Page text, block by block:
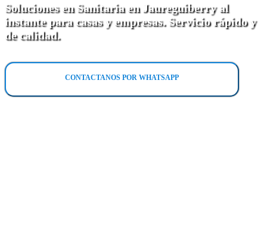
Soluciones en Sanitaria en Jaureguiberry al
instante para casas y empresas. Servicio rápido y
de calidad.
CONTACTANOS POR WHATSAPP